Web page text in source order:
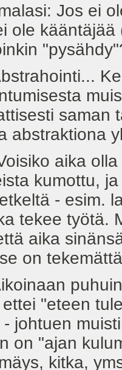
Jos ei ole
ole
saman
abstraktiona
aika olla
kumottu,
- esim.
tekee työtä.
aika
on
puhuin
"eteen
johtuen
on "ajan
kitka,